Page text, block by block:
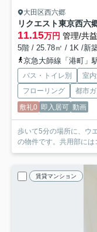
大田区西六郷
リクエスト東京西六
11.15万円 管理/共
5階 / 25.78㎡ / 1K /新
京急大師線「港町」
バス・トイレ別 室
フローリング
都市ガ
敷礼0 即入居可 動画
歩いて5分の場所に、ウ
の物件です。共用部には
賃貸マンション